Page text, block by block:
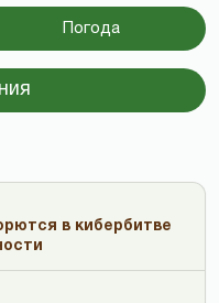
Погода
в кибербитве